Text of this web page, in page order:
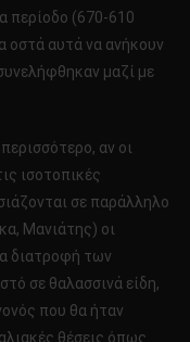
περίοδο (670-610
οστά αυτά να ανήκουν
μαζί με
αν οι
ισοτοπικές
σε παράλληλο
Μανιάτης) οι
διατροφή των
σε θαλασσινά είδη,
που θα ήταν
θέσεις όπως